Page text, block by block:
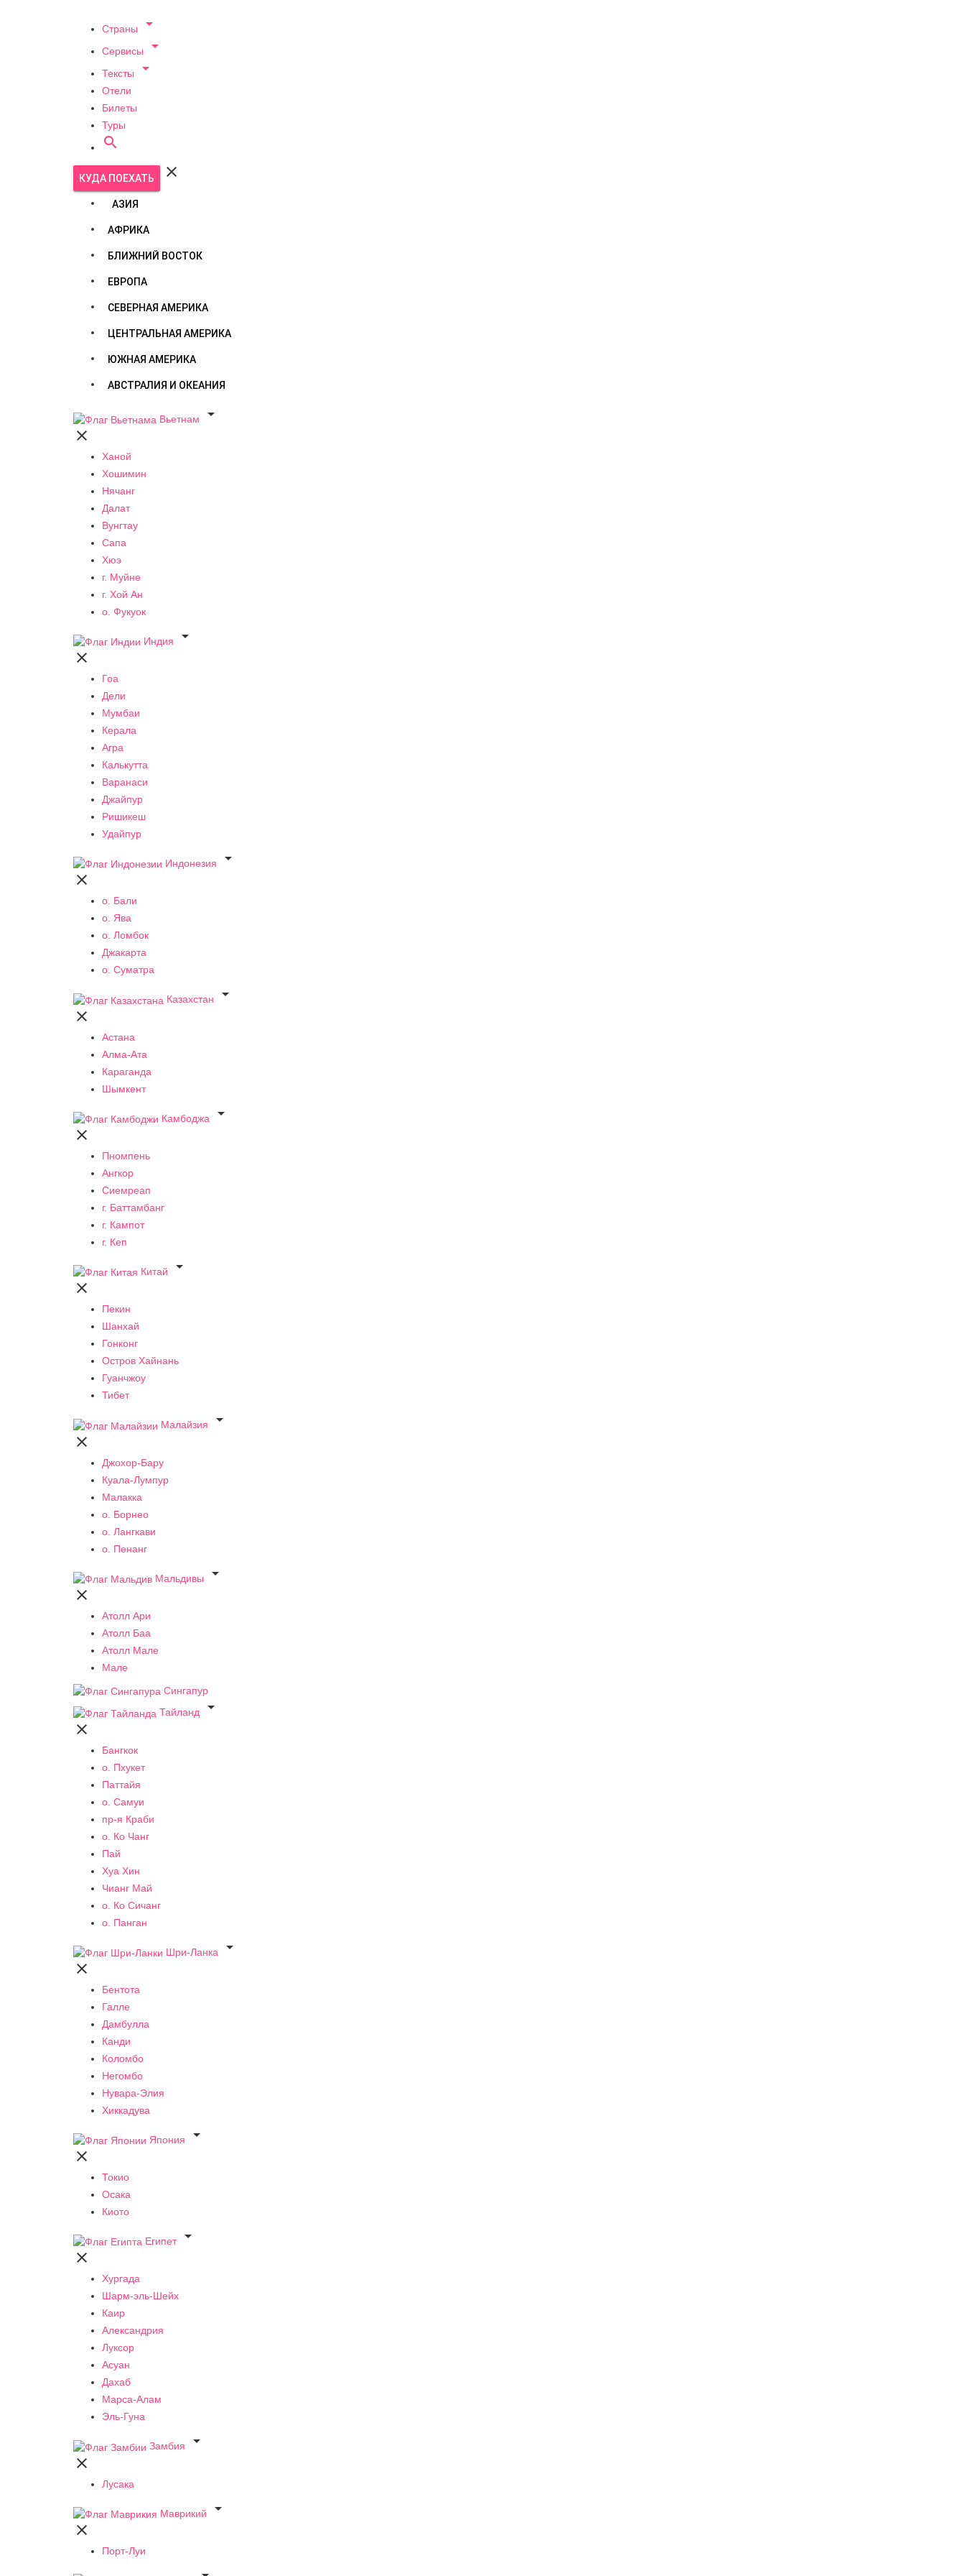
Страны 
Сервисы 
Тексты 
Отели
Билеты
Туры

КУДА ПОЕХАТЬ 
АЗИЯ
АФРИКА
БЛИЖНИЙ ВОСТОК
ЕВРОПА
СЕВЕРНАЯ АМЕРИКА
ЦЕНТРАЛЬНАЯ АМЕРИКА
ЮЖНАЯ АМЕРИКА
АВСТРАЛИЯ И ОКЕАНИЯ
Вьетнам


Ханой
Хошимин
Нячанг
Далат
Вунгтау
Сапа
Хюэ
г. Муйне
г. Хой Ан
о. Фукуок
Индия


Гоа
Дели
Мумбаи
Керала
Агра
Калькутта
Варанаси
Джайпур
Ришикеш
Удайпур
Индонезия


о. Бали
о. Ява
о. Ломбок
Джакарта
о. Суматра
Казахстан


Астана
Алма-Ата
Караганда
Шымкент
Камбоджа


Пномпень
Ангкор
Сиемреап
г. Баттамбанг
г. Кампот
г. Кеп
Китай


Пекин
Шанхай
Гонконг
Остров Хайнань
Гуанчжоу
Тибет
Малайзия


Джохор-Бару
Куала-Лумпур
Малакка
о. Борнео
о. Лангкави
о. Пенанг
Мальдивы


Атолл Ари
Атолл Баа
Атолл Мале
Мале
Сингапур
Тайланд


Бангкок
о. Пхукет
Паттайя
о. Самуи
пр-я Краби
о. Ко Чанг
Пай
Хуа Хин
Чианг Май
о. Ко Сичанг
о. Панган
Шри-Ланка


Бентота
Галле
Дамбулла
Канди
Коломбо
Негомбо
Нувара-Элия
Хиккадува
Япония


Токио
Осака
Киото
Египет


Хургада
Шарм-эль-Шейх
Каир
Александрия
Луксор
Асуан
Дахаб
Марса-Алам
Эль-Гуна
Замбия


Лусака
Маврикий


Порт-Луи